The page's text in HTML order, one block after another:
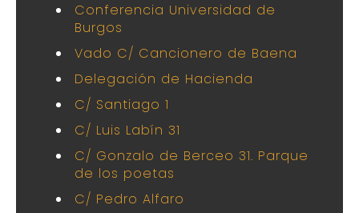
Conferencia Universidad de
Burgos
Vado C/ Cancionero de Baena
Delegación de Hacienda
C/ Santiago 1
C/ Luis Labín 31
C/ Gonzalo de Berceo 31. Parque
de los poetas
C/ Pedro Alfaro